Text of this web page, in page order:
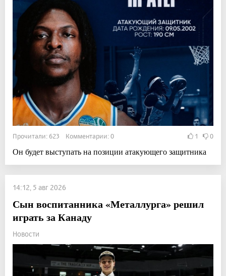
Прочитали: 623 Комментарии: 0 1 0
Он будет выступать на позиции атакующего защитника
14:12, 5 авг 2026
Сын воспитанника «Металлурга» решил
играть за Канаду
Новости